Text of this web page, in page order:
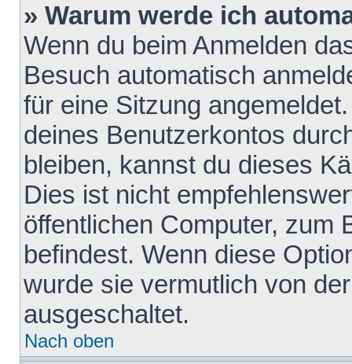
» Warum werde ich
Wenn du beim Anmelden
Besuch automatisch
für eine Sitzung
deines Benutzerkontos
bleiben, kannst du dieses
Dies ist nicht
öffentlichen Computer, zum
befindest. Wenn diese
wurde sie vermutlich von
ausgeschaltet.
Nach oben